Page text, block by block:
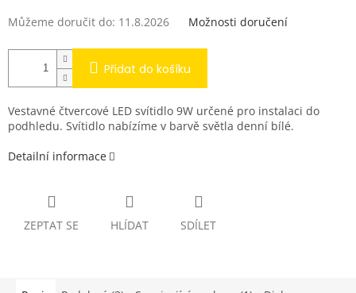
Můžeme doručit do: 11.8.2026 Možnosti doručení
Přidat do košíku
Vestavné čtvercové LED svítidlo 9W určené pro instalaci do
podhledu. Svítidlo nabízíme v barvě světla denní bílé.
Detailní informace
ZEPTAT SE HLÍDAT SDÍLET